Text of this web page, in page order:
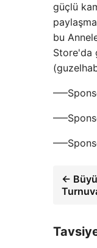
güçlü
bu
Store'da
←